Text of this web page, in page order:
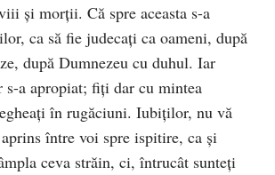
şi morţii. Că spre aceasta s-a
ca să fie judecaţi ca oameni, după
după Dumnezeu cu duhul. Iar
s-a apropiat; fiţi dar cu mintea
în rugăciuni. Iubiţilor, nu vă
între voi spre ispitire, ca şi
ceva străin, ci, întrucât sunteţi